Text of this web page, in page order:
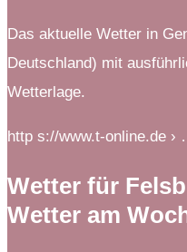
Das aktuelle Wetter in
Deutschland) mit
Wetterlage.
http s://www.t-online.de ›
Wetter für
Wetter am